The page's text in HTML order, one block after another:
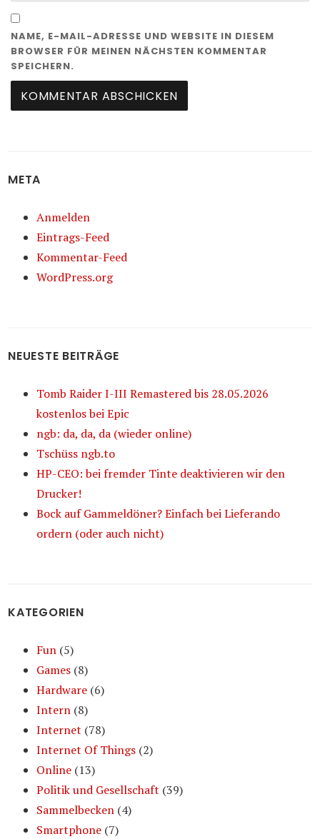
NAME, E-MAIL-ADRESSE UND WEBSITE IN DIESEM
BROWSER FÜR MEINEN NÄCHSTEN KOMMENTAR
SPEICHERN.
META
Anmelden
Eintrags-Feed
Kommentar-Feed
WordPress.org
NEUESTE BEITRÄGE
Tomb Raider I-III Remastered bis 28.05.2026
kostenlos bei Epic
ngb: da, da, da (wieder online)
Tschüss ngb.to
HP-CEO: bei fremder Tinte deaktivieren wir den
Drucker!
Bock auf Gammeldöner? Einfach bei Lieferando
ordern (oder auch nicht)
KATEGORIEN
Fun (5)
Games (8)
Hardware (6)
Intern (8)
Internet (78)
Internet Of Things (2)
Online (13)
Politik und Gesellschaft (39)
Sammelbecken (4)
Smartphone (7)